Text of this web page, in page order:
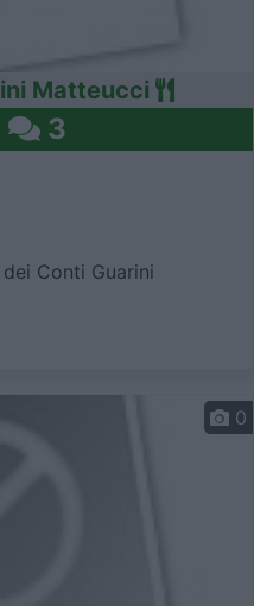
Matteucci
3
Conti Guarini
0